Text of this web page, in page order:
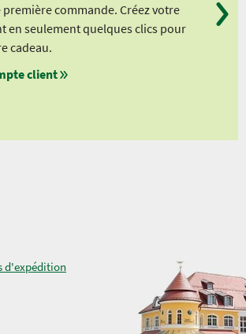
commande. Créez votre
en seulement quelques clics pour
cadeau.
client
d'expédition